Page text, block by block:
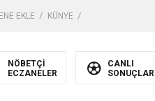
EKLE KÜNYE
NÖBETÇİ
ECZANELER
CANLI
SONUÇLAR